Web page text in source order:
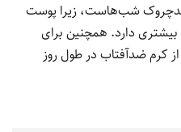
ضدچروک شب‌هاست، زیرا پوست
بیشتری دارد. همچنین برای
کرم ضدآفتاب در طول روز